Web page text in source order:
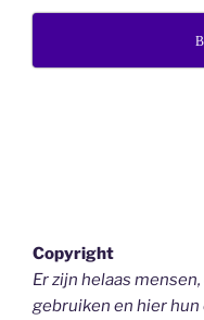
Copyright
Er zijn helaas
gebruiken en hier hun